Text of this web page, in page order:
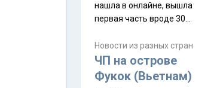
нашла в онлайне, вышла
первая часть вроде 30
Дивали 8 ноября.
Новости из разных стран
ЧП на острове
Фукок (Вьетнам)